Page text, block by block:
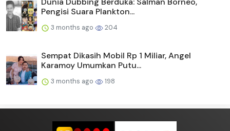
Pengisi Suara Plankton...
3 months ago 204
Sempat Dikasih Mobil Rp 1 Miliar, Angel
Karamoy Umumkan Putu...
3 months ago 198